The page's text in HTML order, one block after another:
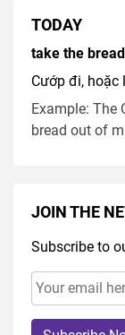
TODAY
take the
Cướp đi, hoặc
Example: The
bread out of
JOIN THE
Subscribe to